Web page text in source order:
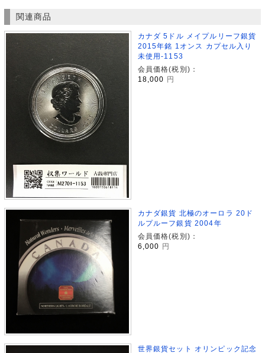
関連商品
カナダ 5ドル メイプルリーフ銀貨
2015年銘 1オンス カプセル入り
未使用-1153
会員価格(税別)：
18,000
円
カナダ銀貨 北極のオーロラ 20ド
ルプルーフ銀貨 2004年
会員価格(税別)：
6,000 円
世界銀貨セット オリンピック記念